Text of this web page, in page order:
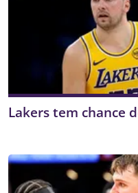
Lakers tem chance